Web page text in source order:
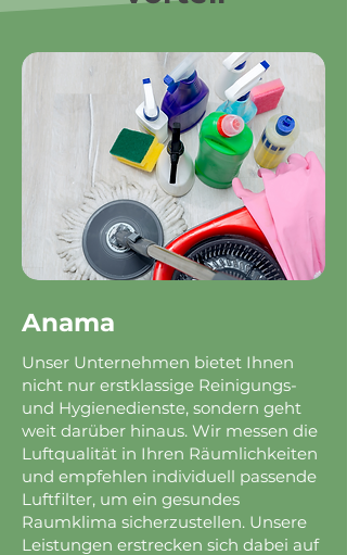
Anama
Unser Unternehmen bietet Ihnen
nicht nur erstklassige Reinigungs-
und Hygienedienste, sondern geht
weit darüber hinaus. Wir messen die
Luftqualität in Ihren Räumlichkeiten
und empfehlen individuell passende
Luftfilter, um ein gesundes
Raumklima sicherzustellen. Unsere
Leistungen erstrecken sich dabei auf